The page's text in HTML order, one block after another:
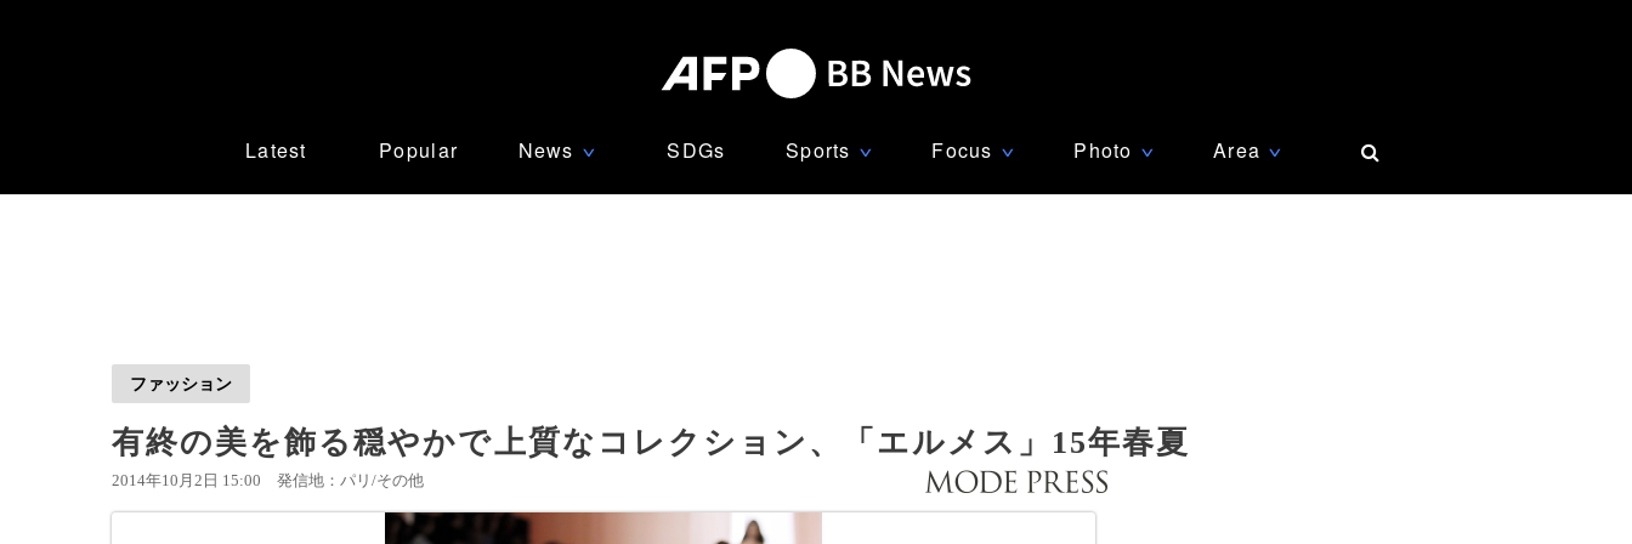
Latest Popular News ∨ SDGs Sports ∨ Focus ∨ Photo ∨ Area ∨
ファッション
有終の美を飾る穏やかで上質なコレクション、「エルメス」15年春夏
2014年10月2日 15:00 発信地：パリ/その他